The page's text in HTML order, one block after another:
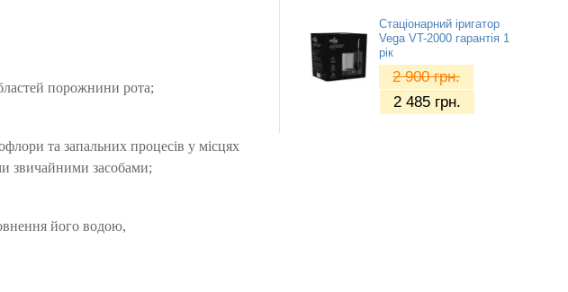
порожнини рота;
та запальних процесів у місцях
звичайними засобами;
його водою,
Стаціонарний іригатор
Vega VT-2000 гарантія 1
рік
2 900грн.
2 485 грн.